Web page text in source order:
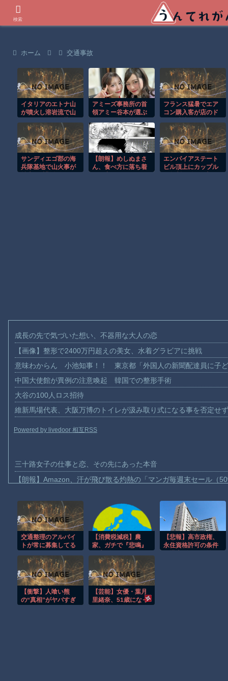
ホーム 交通事故
イタリアのエトナ山
が噴火し溶岩流で山
る！！
アミーズ事務所の首
領アミー谷本が選ぶ
に決定してしまう
フランス猛暑でエア
コン購入客が店のド
サンディエゴ郡の海
兵隊基地で山火事が
【朗報】めしぬまさ
ん、食べ方に落ち着
エンパイアステート
ビル頂上にカップル
成長の先で気づいた想い、不器用な大人の恋
【画像】整形で2400万円超えの美女、水着グラビアに挑戦
意味わからん 小池知事！！ 東京都「外国人の新聞配達員に子
中国大使館が異例の注意喚起 韓国での整形手術
大谷の100人ロス招待
維新馬場代表、大阪万博のトイレが汲み取り式になる事を否定せ
Powered by livedoor 相互RSS
三十路女子の仕事と恋、その先にあった本音
【朗報】Amazon、汗が飛び散る灼熱の「マンガ毎週末セール（
子供向け漫画、謎の闇の大会に参加しがち問題
【動画】ロシアの空挺兵、パラシュートが開かずに墜落してしま
【動画】両方馬鹿（笑）ミニストップでトラックと衝突したドラ
【動画】野菜売りのおじさんにドローンを特攻させるおそロシア
【朗報】大人気漫画「GANTZ」がAmazonでなんと全巻100円ｗ
まだ墓石があるだけマシと見るべきか。今はもう合葬墓ばかり
交通整理のアルバイ
トが常に募集してる
日でみんな辞めてい
くからだった
【消費税減税】農
家、ガチで『悲鳴』
う・・・・・
【悲報】高市政権、
永住資格許可の条件
【衝撃】人喰い熊
の“真相”がヤバすぎ
【芸能】女優・葉月
里緒奈、51歳になっ
検索